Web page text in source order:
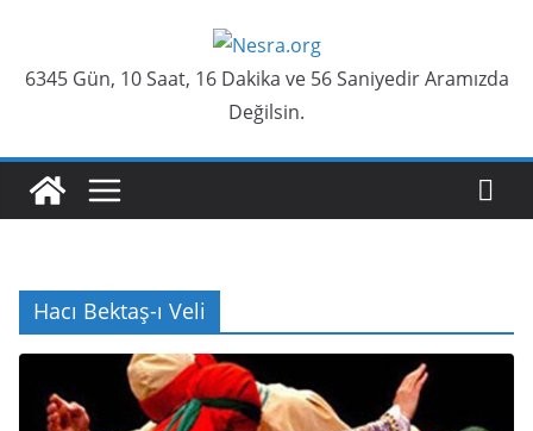
content
6345 Gün, 10 Saat, 16 Dakika ve 57 Saniyedir Aramızda
Değilsin.
Hacı Bektaş-ı Veli